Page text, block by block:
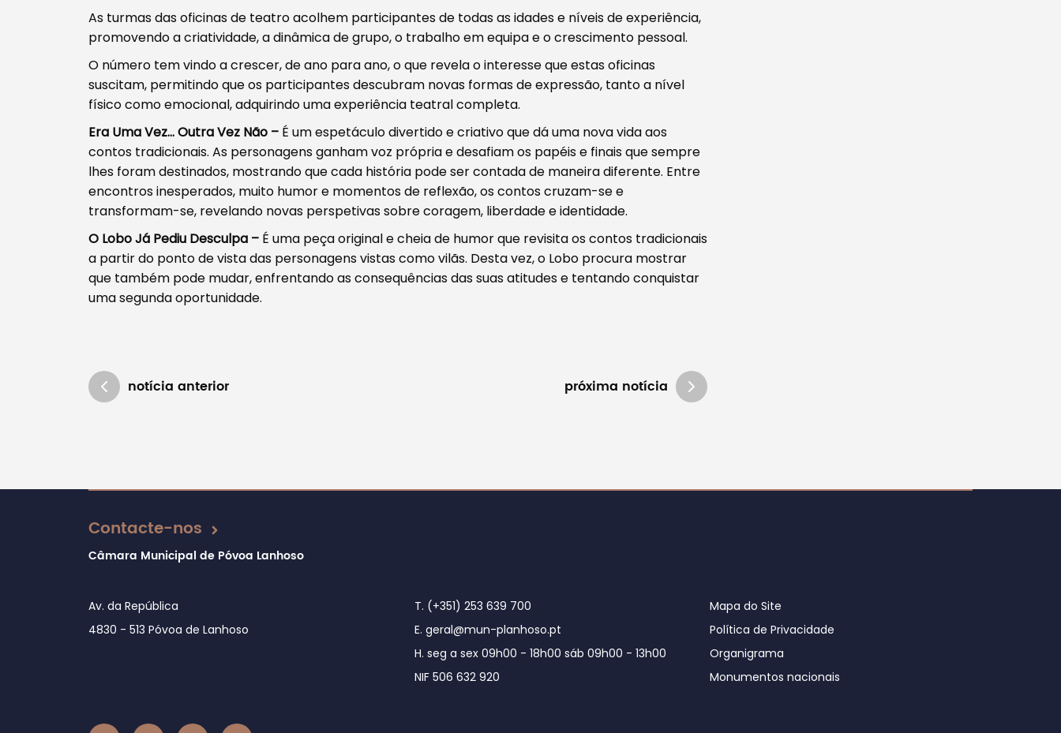
Filtros
As turmas das oficinas de teatro acolhem participantes de todas as idades e níveis de experiência,
promovendo a criatividade, a dinâmica de grupo, o trabalho em equipa e o crescimento pessoal.
O número tem vindo a crescer, de ano para ano, o que revela o interesse que estas oficinas
suscitam, permitindo que os participantes descubram novas formas de expressão, tanto a nível
físico como emocional, adquirindo uma experiência teatral completa.
Era Uma Vez… Outra Vez Não – É um espetáculo divertido e criativo que dá uma nova vida aos
contos tradicionais. As personagens ganham voz própria e desafiam os papéis e finais que sempre
lhes foram destinados, mostrando que cada história pode ser contada de maneira diferente. Entre
encontros inesperados, muito humor e momentos de reflexão, os contos cruzam-se e
transformam-se, revelando novas perspetivas sobre coragem, liberdade e identidade.
O Lobo Já Pediu Desculpa – É uma peça original e cheia de humor que revisita os contos tradicionais
a partir do ponto de vista das personagens vistas como vilãs. Desta vez, o Lobo procura mostrar
que também pode mudar, enfrentando as consequências das suas atitudes e tentando conquistar
uma segunda oportunidade.
notícia anterior próxima notícia
Atualizado em 02/06/2026
Contacte-nos
Câmara Municipal de Póvoa Lanhoso
Av. da República
4830 - 513 Póvoa de Lanhoso
T. (+351) 253 639 700
E. geral@mun-planhoso.pt
H. seg a sex 09h00 - 18h00 sáb 09h00 - 13h00
NIF 506 632 920
Mapa do Site
Política de Privacidade
Organigrama
Monumentos nacionais